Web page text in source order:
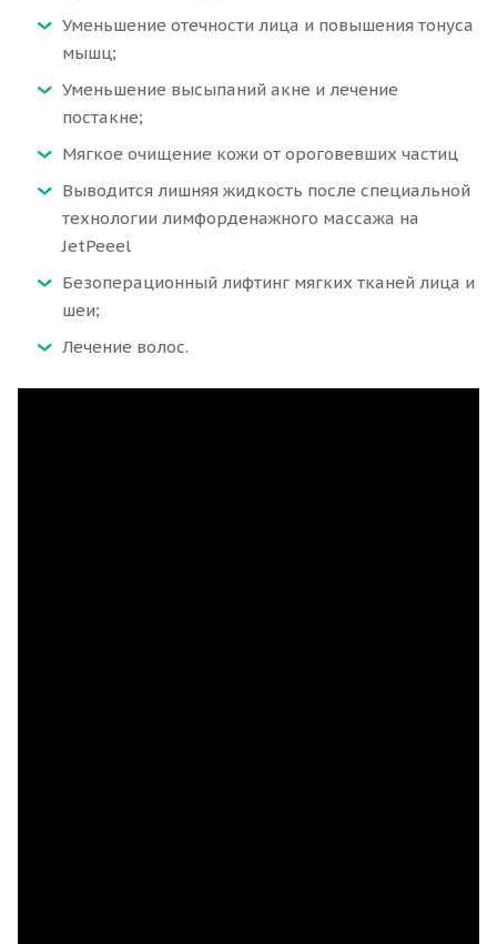
Уменьшение отечности лица и повышения тонуса
мышц;
Уменьшение высыпаний акне и лечение
постакне;
Мягкое очищение кожи от ороговевших частиц
Выводится лишняя жидкость после специальной
технологии лимфорденажного массажа на
JetPeeel
Безоперационный лифтинг мягких тканей лица и
шеи;
Лечение волос.